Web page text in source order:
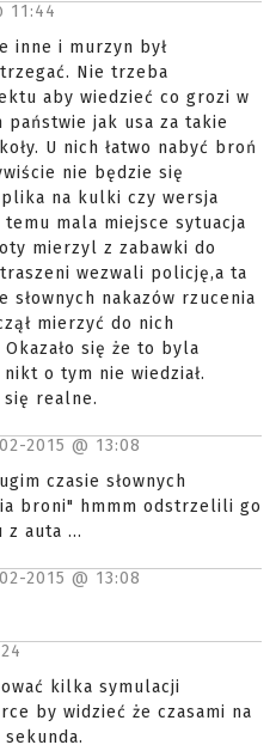
11:44
inne i murzyn był
Nie trzeba
aby wiedzieć co grozi w
jak usa za takie
U nich łatwo nabyć broń
nie będzie się
na kulki czy wersja
mala miejsce sytuacja
mierzyl z zabawki do
wezwali policję,a ta
słownych nakazów rzucenia
mierzyć do nich
się że to byla
o tym nie wiedział.
się realne.
2015 @ 13:08
czasie słownych
broni" hmmm odstrzelili go
z auta ...
2015 @ 13:08
kilka symulacji
by widzieć że czasami na